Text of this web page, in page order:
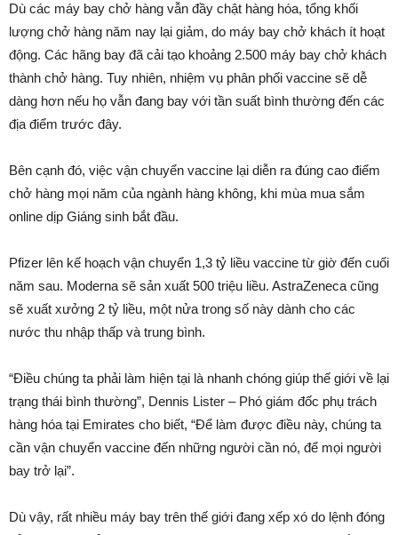
Dù các máy bay chở hàng vẫn đầy chật hàng hóa, tổng khối
lượng chở hàng năm nay lại giảm, do máy bay chở khách ít hoạt
động. Các hãng bay đã cải tạo khoảng 2.500 máy bay chở khách
thành chở hàng. Tuy nhiên, nhiệm vụ phân phối vaccine sẽ dễ
dàng hơn nếu họ vẫn đang bay với tần suất bình thường đến các
địa điểm trước đây.
Bên cạnh đó, việc vận chuyển vaccine lại diễn ra đúng cao điểm
chở hàng mọi năm của ngành hàng không, khi mùa mua sắm
online dịp Giáng sinh bắt đầu.
Pfizer lên kế hoạch vận chuyển 1,3 tỷ liều vaccine từ giờ đến cuối
năm sau. Moderna sẽ sản xuất 500 triệu liều. AstraZeneca cũng
sẽ xuất xưởng 2 tỷ liều, một nửa trong số này dành cho các
nước thu nhập thấp và trung bình.
“Điều chúng ta phải làm hiện tại là nhanh chóng giúp thế giới về lại
trạng thái bình thường”, Dennis Lister – Phó giám đốc phụ trách
hàng hóa tại Emirates cho biết, “Để làm được điều này, chúng ta
cần vận chuyển vaccine đến những người cần nó, để mọi người
bay trở lại”.
Dù vậy, rất nhiều máy bay trên thế giới đang xếp xó do lệnh đóng